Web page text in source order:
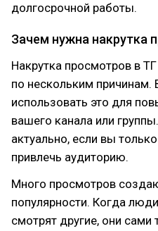
долгосрочной работы.
Зачем нужна накрутка
Накрутка просмотров в
по нескольким
использовать это для
вашего канала или
актуально, если вы
привлечь аудиторию.
Много просмотров
популярности. Когда
смотрят другие, они сами